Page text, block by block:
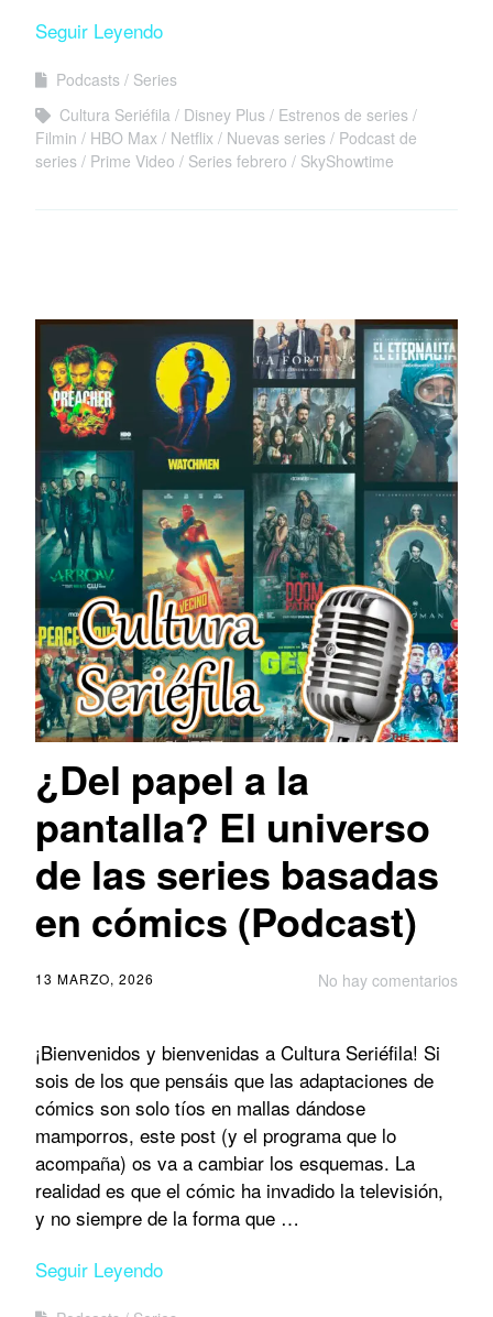
Seguir Leyendo
Podcasts
Series
Cultura Seriéfila
Disney Plus
Estrenos de series
Filmin
HBO Max Netflix Nuevas series
Podcast de
series
Prime Video Series febrero SkyShowtime
¿Del papel a la
pantalla? El universo
de las series basadas
en cómics (Podcast)
No hay comentarios
13 MARZO, 2026
¡Bienvenidos y bienvenidas a Cultura Seriéfila! Si
sois de los que pensáis que las adaptaciones de
cómics son solo tíos en mallas dándose
mamporros, este post (y el programa que lo
acompaña) os va a cambiar los esquemas. La
realidad es que el cómic ha invadido la televisión,
y no siempre de la forma que …
Seguir Leyendo